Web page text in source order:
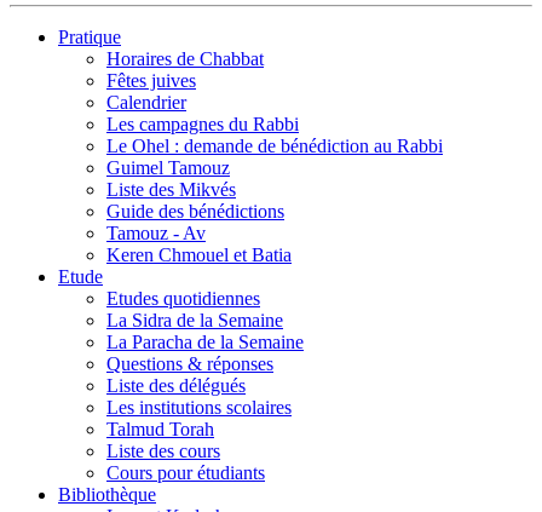
Pratique
Horaires de Chabbat
Fêtes juives
Calendrier
Les campagnes du Rabbi
Le Ohel : demande de bénédiction au Rabbi
Guimel Tamouz
Liste des Mikvés
Guide des bénédictions
Tamouz - Av
Keren Chmouel et Batia
Etude
Etudes quotidiennes
La Sidra de la Semaine
La Paracha de la Semaine
Questions & réponses
Liste des délégués
Les institutions scolaires
Talmud Torah
Liste des cours
Cours pour étudiants
Bibliothèque